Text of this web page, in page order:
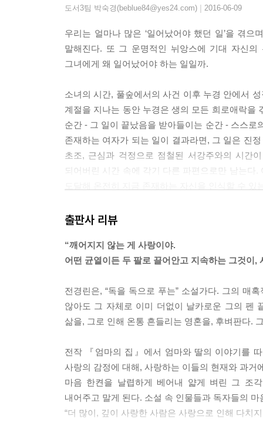
도서3팀 박숙경(beblue84@yes24.com) | 2016-06-09
우리는 얼마나 많은 ‘일어났어야 했던 일’을 겪
말해진다. 또 그 운명적인 뉘앙스에 기대 자신
그녀에게 왜 일어났어야 하는 일일까.
소녀의 시간, 풀숲에서의 사건 이후 누경 안에서
계절을 지나는 동안 누경은 생의 모든 희로애락을
순간 - 그 일이 끝났음을 받아들이는 순간 - 스스
존재하는 여자가 되는 일이 결과라면, 그 일은 진
초조, 근심과 걱정으로 점철된 서강주와의 시간
되어버린 시간 속에 각기 다른 파편으로만 남는다
등장인물 중 평생 고독하도록 손금에 운명지어진
남자들에게 나쁜년(!) 소리를 들어먹을 줄도 안다.
것도 아니고!) 여자 앞에서 펑펑 울기도 한다. 그
문득 연애소설이 읽고 싶어서 오래 책장에 꽂아
중심이 되는 서강주와의 시간을 사랑이라고 받
일어났어야 할 일을 지나고 정리해야 할 일들과
스스로에게 집중하는 것이 그 근원이었을 텐데.
닦아내는 기현에게는 아무 감정이 생기지 않는다
출판사 리뷰
“깨어지지 않는 게 사랑이야.
어떤 균열이든 두 팔로 끌어안고 지속하는 그것이,
전경린은, “독을 독으로 푸는” 소설가다. 그의 매
않아도 그 자체로 이미 더없이 날카로운 그의 펜
삶을, 그로 인해 온통 흔들리는 영혼을, 후벼판다.
전작 『엄마의 집』에서 엄마와 딸의 이야기를
사랑의 감정에 대해, 사랑하는 이들의 현재와 과
마음 한켠을 날렵하게 베어내 얇게 벼린 그 조
내어주고 말게 된다. 소설 속 인물들과 독자들의
“더 많이, 깊이 사랑한 사람은 사랑으로 인해 다치지